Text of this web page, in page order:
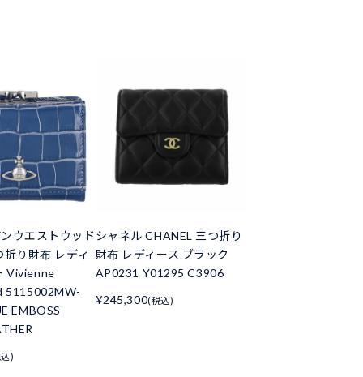
ウエストウッド
り財布 レディ
Vivienne
5115002MW-
EMBOSS
)
シャネル CHANEL 三つ折り
財布 レディース ブラック
AP0231 Y01295 C3906
¥245,300(税込)